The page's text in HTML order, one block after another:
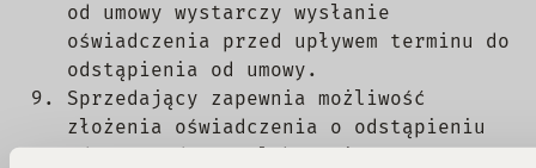
od umowy wystarczy wysłanie
oświadczenia przed upływem terminu do
odstąpienia od umowy.
Sprzedający zapewnia możliwość
złożenia oświadczenia o odstąpieniu
od umowy drogą elektroniczną